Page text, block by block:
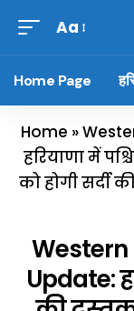
Aa
Home Page
Home »
हरियाणा में
को होगी सर्दी
Update: